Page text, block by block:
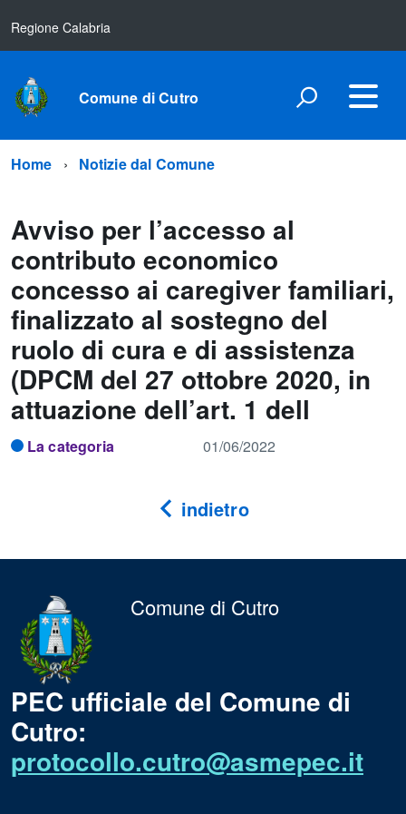
Regione Calabria
Comune di Cutro
Home Notizie dal Comune
Avviso per l’accesso al
contributo economico
concesso ai caregiver familiari,
finalizzato al sostegno del
ruolo di cura e di assistenza
(DPCM del 27 ottobre 2020, in
attuazione dell’art. 1 dell
La categoria 01/06/2022
indietro
Comune di Cutro
PEC ufficiale del Comune di
Cutro:
protocollo.cutro@asmepec.it